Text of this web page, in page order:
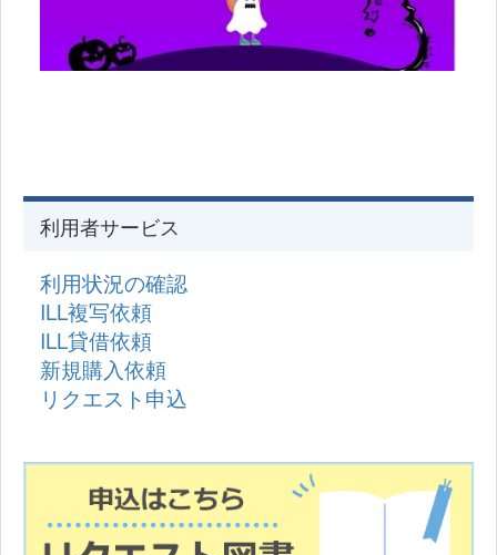
利用者サービス
利用状況の確認
ILL複写依頼
ILL貸借依頼
新規購入依頼
リクエスト申込